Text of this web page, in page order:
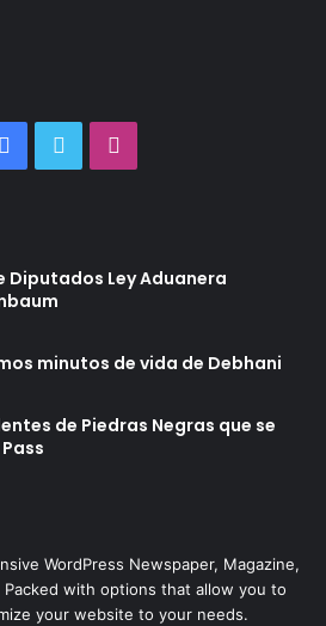
Facebook
Twitter
Diputados Ley Aduanera
minutos de vida de Debhani
de Piedras Negras que se
WordPress Newspaper, Magazine,
Packed with options that allow you to
your website to your needs.